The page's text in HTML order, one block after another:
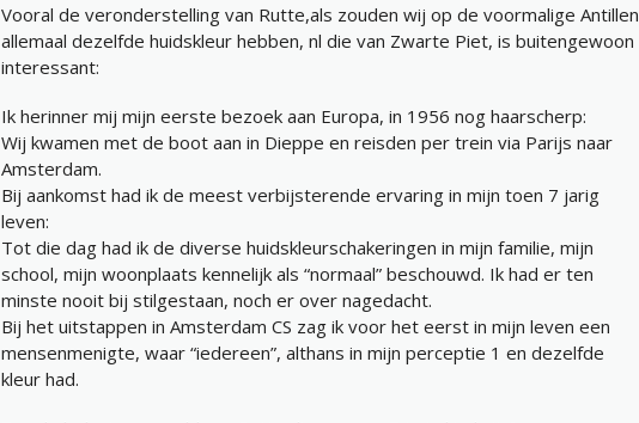
Vooral de veronderstelling van Rutte,als zouden wij op de voormalige Antillen
allemaal dezelfde huidskleur hebben, nl die van Zwarte Piet, is buitengewoon
interessant:
Ik herinner mij mijn eerste bezoek aan Europa, in 1956 nog haarscherp:
Wij kwamen met de boot aan in Dieppe en reisden per trein via Parijs naar
Amsterdam.
Bij aankomst had ik de meest verbijsterende ervaring in mijn toen 7 jarig
leven:
Tot die dag had ik de diverse huidskleurschakeringen in mijn familie, mijn
school, mijn woonplaats kennelijk als “normaal” beschouwd. Ik had er ten
minste nooit bij stilgestaan, noch er over nagedacht.
Bij het uitstappen in Amsterdam CS zag ik voor het eerst in mijn leven een
mensenmenigte, waar “iedereen”, althans in mijn perceptie 1 en dezelfde
kleur had.